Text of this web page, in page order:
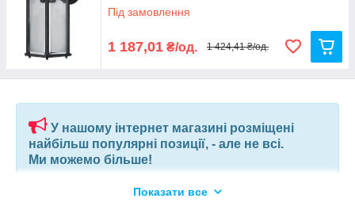
Під замовлення
1 187,01 ₴/од. 1 424,41 ₴/од.
У нашому інтернет магазині розміщені
найбільш популярні позиції, - але не всі.
Ми можемо більше!
Якщо ви шукаєте конкретну позицію або заміну товару, який
Показати все